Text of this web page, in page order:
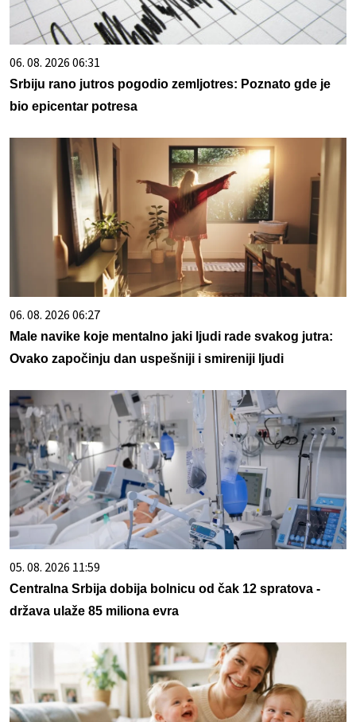
06. 08. 2026 06:31
Srbiju rano jutros pogodio zemljotres: Poznato gde je
bio epicentar potresa
06. 08. 2026 06:27
Male navike koje mentalno jaki ljudi rade svakog jutra:
Ovako započinju dan uspešniji i smireniji ljudi
05. 08. 2026 11:59
Centralna Srbija dobija bolnicu od čak 12 spratova -
država ulaže 85 miliona evra